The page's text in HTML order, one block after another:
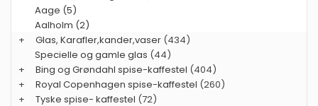
Aage (5)
Aalholm (2)
+
Glas, Karafler,kander,vaser (434)
Specielle og gamle glas (44)
+
Bing og Grøndahl spise-kaffestel (404)
+
Royal Copenhagen spise-kaffestel (260)
+
Tyske spise- kaffestel (72)